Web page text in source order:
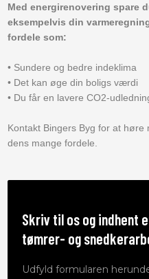
Med energirenovering spare
eksempelvis din
fordele som:
• Sundere og bedre indeklima
• Det kan øge din boligs værdi
• Du får en lavere CO2-
Kontakt Bingers Byg for at
dens mange fordele.
Skriv til os og indhent
tømrer- og
Udfyld formularen